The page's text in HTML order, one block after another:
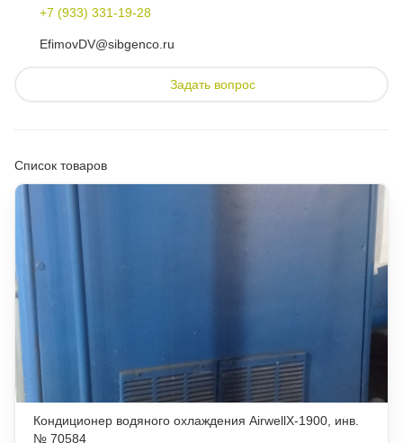
+7 (933) 331-19-28
EfimovDV@sibgenco.ru
Задать вопрос
Список товаров
Кондиционер водяного охлаждения AirwellX-1900, инв.
№ 70584